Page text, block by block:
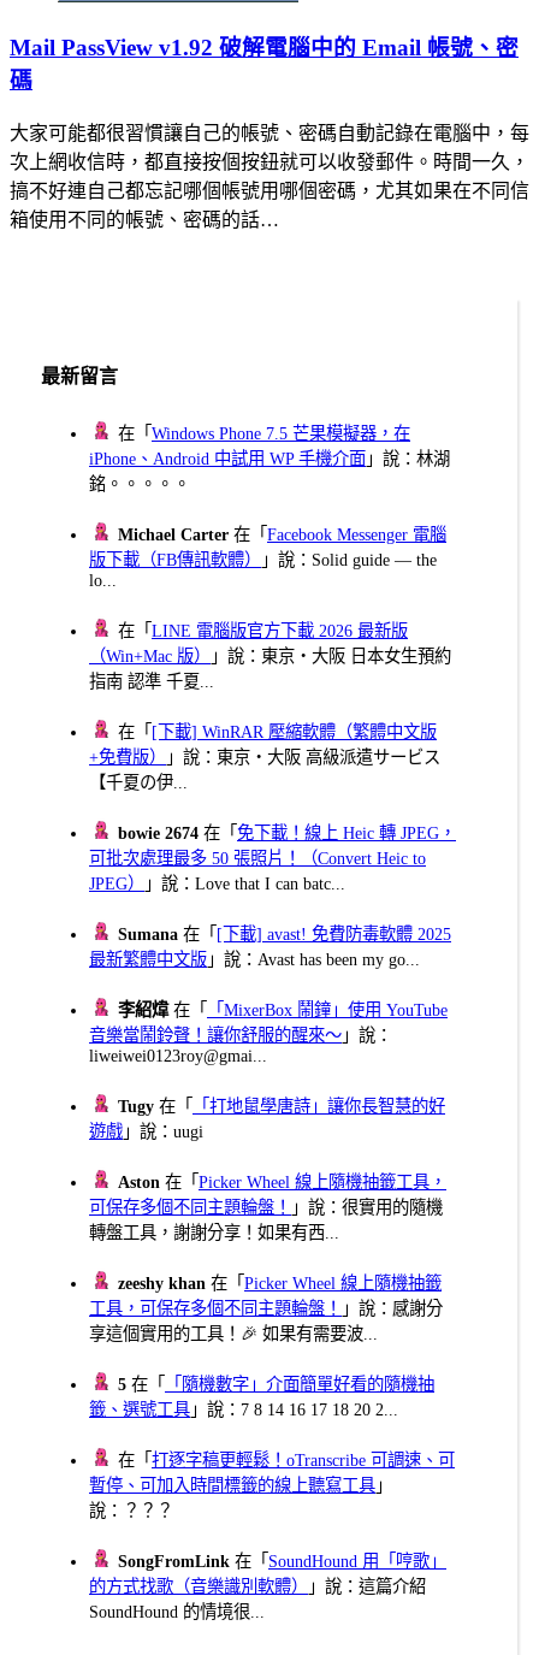
Mail PassView v1.92 破解電腦中的 Email 帳號、密
碼
大家可能都很習慣讓自己的帳號、密碼自動記錄在電腦中，每
次上網收信時，都直接按個按鈕就可以收發郵件。時間一久，
搞不好連自己都忘記哪個帳號用哪個密碼，尤其如果在不同信
箱使用不同的帳號、密碼的話…
最新留言
在「Windows Phone 7.5 芒果模擬器，在
iPhone、Android 中試用 WP 手機介面 」說：林湖
銘。。。。。
Michael Carter 在「Facebook Messenger 電腦
版下載（FB傳訊軟體）
」說：Solid guide — the
lo...
在「LINE 電腦版官方下載 2026 最新版
（Win+Mac 版）
」說：東京・大阪 日本女生預約
指南 認準 千夏...
在「 [下載] WinRAR 壓縮軟體（繁體中文版
+免費版）
」說：東京・大阪 高級派遣サービス
【千夏の伊...
bowie 2674 在「免下載！線上 Heic 轉 JPEG，
可批次處理最多 50 張照片！（Convert Heic to
JPEG）
」說：Love that I can batc...
Sumana 在「 [下載] avast! 免費防毒軟體 2025
最新繁體中文版 」說：Avast has been my go...
李紹煒在「
「MixerBox 鬧鐘」使用 YouTube
音樂當鬧鈴聲！讓你舒服的醒來～ 」說：
liweiwei0123roy@gmai...
Tugy 在「
「打地鼠學唐詩」讓你長智慧的好
遊戲 」說：uugi
Aston 在「Picker Wheel 線上隨機抽籤工具，
可保存多個不同主題輪盤！
」說：很實用的隨機
轉盤工具，謝謝分享！如果有西...
zeeshy khan 在「Picker Wheel 線上隨機抽籤
工具，可保存多個不同主題輪盤！
」說：感謝分
享這個實用的工具！🎉 如果有需要波...
5 在「
「隨機數字」介面簡單好看的隨機抽
籤、選號工具 」說：7 8 14 16 17 18 20 2...
在「打逐字稿更輕鬆！oTranscribe 可調速、可
暫停、可加入時間標籤的線上聽寫工具 」
說：？？？
SongFromLink 在「 SoundHound 用「哼歌」
的方式找歌（音樂識別軟體）
」說：這篇介紹
SoundHound 的情境很...